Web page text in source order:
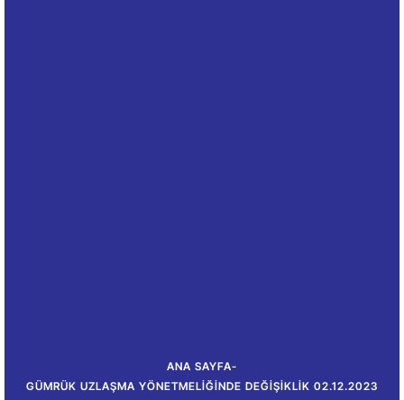
ANA SAYFA-
GÜMRÜK UZLAŞMA YÖNETMELIĞINDE DEĞIŞIKLIK 02.12.2023